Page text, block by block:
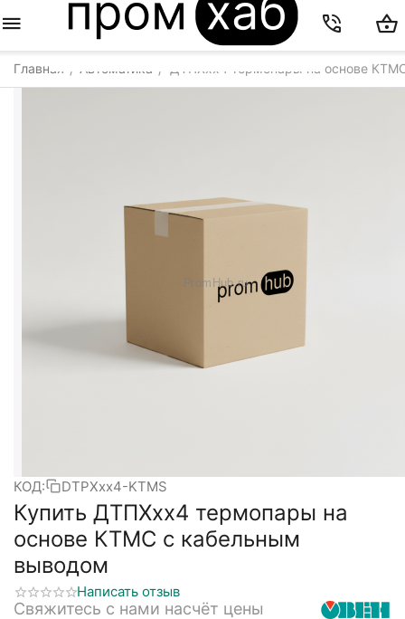
Главная / Автоматика / ДТПХхх4 термопары на основе
КОД: DTPXxx4-KTMS
Купить ДТПХхх4 термопары на
основе КТМС с кабельным
выводом
Написать отзыв
Свяжитесь с нами насчёт цены